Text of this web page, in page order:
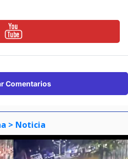
Comentarios
> Noticia